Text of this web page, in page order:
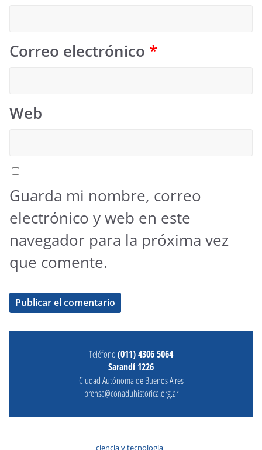
Correo electrónico *
Web
Guarda mi nombre, correo
electrónico y web en este
navegador para la próxima vez
que comente.
Teléfono(011) 4306 5064
Sarandí 1226
Ciudad Autónoma de Buenos Aires
prensa@conaduhistorica.org.ar
ciencia y tecnología